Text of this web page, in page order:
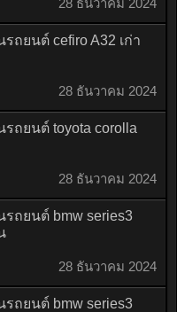
28 ธันวาคม 2024
ถยนต์ cefiro A32 เก่า
28 ธันวาคม 2024
ถยนต์ toyota corolla
28 ธันวาคม 2024
ถยนต์ bmw series3
28 ธันวาคม 2024
ถยนต์ bmw series3